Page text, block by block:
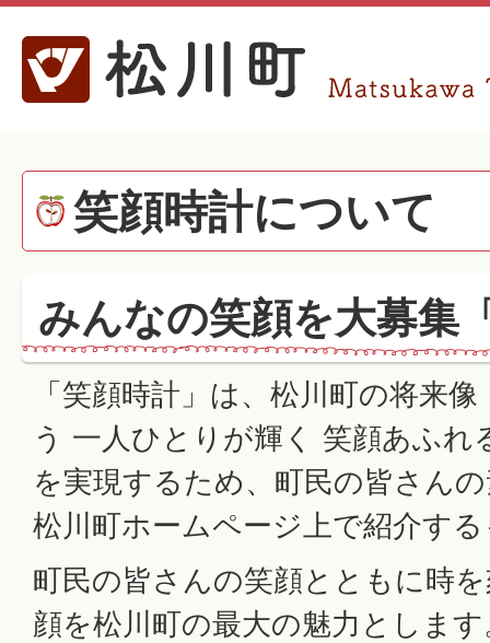
笑顔時計について
みんなの笑顔を大募集
「笑顔時計」は、松川町の将来
う 一人ひとりが輝く 笑顔あふれ
を実現するため、町民の皆さん
松川町ホームページ上で紹介す
町民の皆さんの笑顔とともに時
顔を松川町の最大の魅力とします